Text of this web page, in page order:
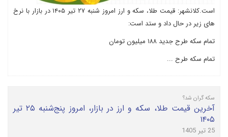
است.کلانشهر: قیمت طلا، سکه و ارز امروز شنبه ۲۷ تیر ۱۴۰۵ در بازار با نرخ
های زیر در حال داد و ستد است:
تمام سکه طرح جدید ۱۸۸ میلیون تومان
تمام سکه طرح ...
سکه گران شد؟
آخرین قیمت طلا، سکه و ارز در بازار، امروز پنج‌شنبه ۲۵ تیر
۱۴۰۵
25 تیر 1405